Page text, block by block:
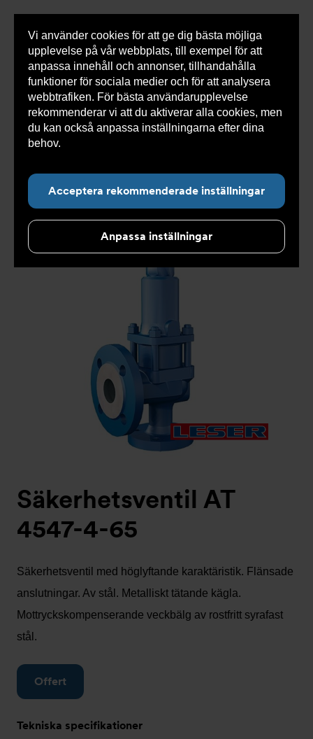
Vi använder cookies för att ge dig bästa möjliga
upplevelse på vår webbplats, till exempel för att
anpassa innehåll och annonser, tillhandahålla
funktioner för sociala medier och för att analysera
webbtrafiken. För bästa användarupplevelse
rekommenderar vi att du aktiverar alla cookies, men
du kan också anpassa inställningarna efter dina
behov.
Acceptera rekommenderade inställningar
Anpassa inställningar
0 varorSnabborder
Du
här:
Armatec > Produkter > Tryckavsäkring
>
Industriella säkerhetsventiler
> High performance
>
Säkerhetsventil AT 4547-
>
Säkerhetsventil AT 4547-4-
Säkerhetsventil AT
4547-4-65
Säkerhetsventil med höglyftande karaktäristik. Flänsade
anslutningar. Av stål. Metalliskt tätande kägla.
Mottryckskompenserande veckbälg av rostfritt syrafast
stål.
Offert
Tekniska specifikationer